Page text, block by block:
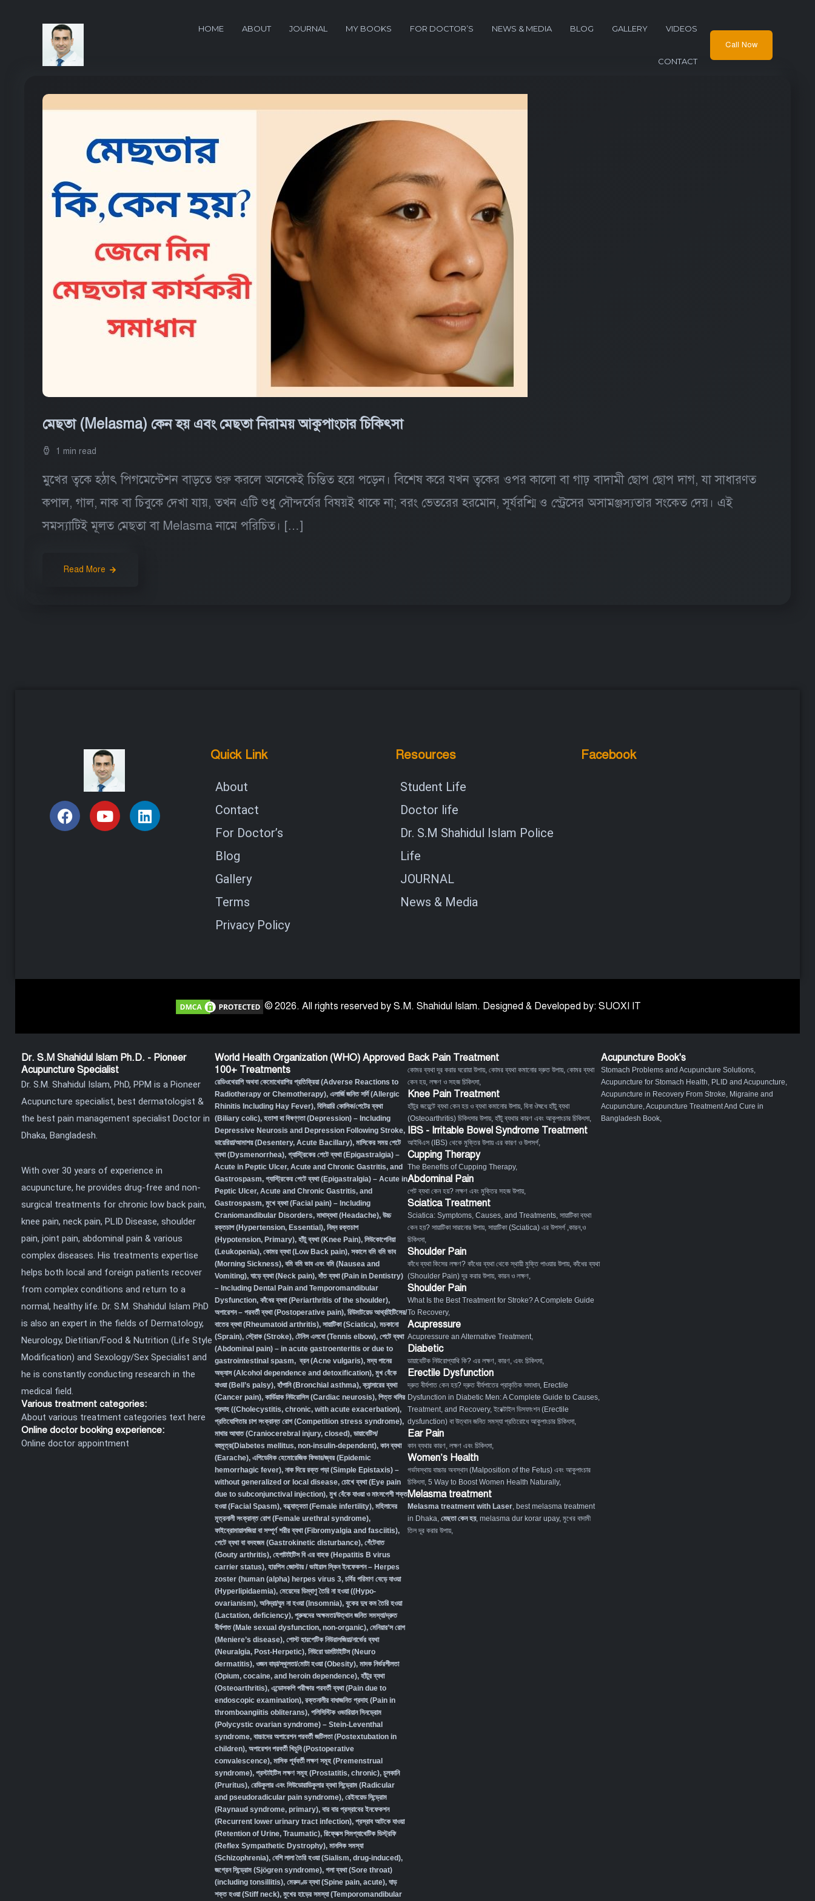
HOME ABOUT JOURNAL MY BOOKS FOR DOCTOR’S NEWS & MEDIA BLOG GALLERY VIDEOS
CONTACT
Call Now
মেছতা (Melasma) কেন হয় এবং মেছতা নিরাময় আকুপাংচার চিকিৎসা
1 min read
মুখের ত্বকে হঠাৎ পিগমেন্টেশন বাড়তে শুরু করলে অনেকেই চিন্তিত হয়ে পড়েন। বিশেষ করে যখন ত্বকের ওপর কালো বা গাঢ় বাদামী ছোপ ছোপ দাগ, যা সাধারণত
কপাল, গাল, নাক বা চিবুকে দেখা যায়, তখন এটি শুধু সৌন্দর্যের বিষয়ই থাকে না; বরং ভেতরের হরমোন, সূর্যরশ্মি ও স্ট্রেসের অসামঞ্জস্যতার সংকেত দেয়। এই
সমস্যাটিই মূলত মেছতা বা Melasma নামে পরিচিত। […]
Read More
Quick Link
About
Contact
For Doctor’s
Blog
Gallery
Terms
Privacy Policy
Resources
Student Life
Doctor life
Dr. S.M Shahidul Islam Police
Life
JOURNAL
News & Media
Facebook
© 2026. All rights reserved by S.M. Shahidul Islam. Designed & Developed by: SUOXI IT
Dr. S.M Shahidul Islam Ph.D. - Pioneer
Acupuncture Specialist
Dr. S.M. Shahidul Islam, PhD, PPM is a Pioneer
Acupuncture specialist, best dermatologist &
the best pain management specialist Doctor in
Dhaka, Bangladesh.
With over 30 years of experience in
acupuncture, he provides drug-free and non-
surgical treatments for chronic low back pain,
knee pain, neck pain, PLID Disease, shoulder
pain, joint pain, abdominal pain & various
complex diseases. His treatments expertise
helps both local and foreign patients recover
from complex conditions and return to a
normal, healthy life. Dr. S.M. Shahidul Islam PhD
is also an expert in the fields of Dermatology,
Neurology, Dietitian/Food & Nutrition (Life Style
Modification) and Sexology/Sex Specialist and
he is constantly conducting research in the
medical field.
Various treatment categories:
About various treatment categories text here
Online doctor booking experience:
Online doctor appointment
World Health Organization (WHO) Approved
100+ Treatments
রেডিওথেরাপি অথবা কেমোথেরাপির প্রতিক্রিয়া (Adverse Reactions to
Radiotherapy or Chemotherapy), এলার্জি জনিত সর্দি (Allergic
Rhinitis Including Hay Fever), বিলিয়ারি কোলিক/পেটের ব্যথা
(Biliary colic), হতাশা বা বিষণ্ণতা (Depression) – Including
Depressive Neurosis and Depression Following Stroke,
ডায়েরিয়া/আমাশয় (Desentery, Acute Bacillary), মাসিকের সময় পেটে
ব্যথা (Dysmenorrhea), গ্যাস্ট্রিকের পেটে ব্যথা (Epigastralgia) –
Acute in Peptic Ulcer, Acute and Chronic Gastritis, and
Gastrospasm, গ্যাস্ট্রিকের পেটে ব্যথা (Epigastralgia) – Acute in
Peptic Ulcer, Acute and Chronic Gastritis, and
Gastrospasm, মুখে ব্যথা (Facial pain) – Including
Craniomandibular Disorders, মাথাব্যথা (Headache), উচ্চ
রক্তচাপ (Hypertension, Essential), নিম্ন রক্তচাপ
(Hypotension, Primary), হাঁটু ব্যথা (Knee Pain), লিউকোপেনিয়া
(Leukopenia), কোমর ব্যথা (Low Back pain), সকালে বমি বমি ভাব
(Morning Sickness), বমি বমি ভাব এবং বমি (Nausea and
Vomiting), ঘাড়ে ব্যথা (Neck pain),দাঁত ব্যথা (Pain in Dentistry)
– Including Dental Pain and Temporomandibular
Dysfunction, কাঁধের ব্যথা (Periarthritis of the shoulder),
অপারেশন – পরবর্তী ব্যথা (Postoperative pain), রিউমাটয়েড আর্থ্রাইটিসের/
বাতের ব্যথা (Rheumatoid arthritis), সায়াটিকা (Sciatica), মচকানো
(Sprain), স্ট্রোক (Stroke), টেনিস এলবো (Tennis elbow), পেটে ব্যথা
(Abdominal pain) – in acute gastroenteritis or due to
gastrointestinal spasm, ব্রন (Acne vulgaris), মদ্য পানের
অভ্যাস (Alcohol dependence and detoxification), মুখ বেঁকে
যাওয়া (Bell’s palsy), হাঁপানি (Bronchial asthma),ক্যান্সারের ব্যথা
(Cancer pain), কার্ডিয়াক নিউরোসিস (Cardiac neurosis), পিত্ত থলির
প্রদাহ ((Cholecystitis, chronic, with acute exacerbation),
প্রতিযোগিতার চাপ সংক্রান্ত রোগ (Competition stress syndrome),
মাথার আঘাত (Craniocerebral injury, closed), ডায়াবেটিস/
বহুমূত্র(Diabetes mellitus, non-insulin-dependent), কান ব্যথা
(Earache), এপিডেমিক হেমোরেজিক ফিভার/জ্বর (Epidemic
hemorrhagic fever), নাক দিয়ে রক্ত পড়া (Simple Epistaxis) –
without generalized or local disease, চোখে ব্যথা (Eye pain
due to subconjunctival injection), মুখ বেঁকে যাওয়া ও মাংসপেশী শক্ত
হওয়া (Facial Spasm), বন্ধ্যাত্বতা (Female infertility), মহিলাদের
মূত্রনালী সংক্রান্ত রোগ (Female urethral syndrome),
ফাইব্রোমায়ালজিয়া বা সম্পূর্ণ শরীর ব্যথা (Fibromyalgia and fasciitis),
পেটে ব্যথা বা বদহজম (Gastrokinetic disturbance), গেঁটেবাত
(Gouty arthritis), হেপাটাইটিস বি এর বাহক (Hepatitis B virus
carrier status), হারপিস জোস্টার / ভাইরাল স্কিন ইনফেকশন – Herpes
zoster (human (alpha) herpes virus 3, চর্বির পরিমাণ বেড়ে যাওয়া
(Hyperlipidaemia), মেয়েদের ডিম্বাণু তৈরি না হওয়া ((Hypo-
ovarianism), অনিদ্রা/ঘুম না হওয়া (Insomnia), বুকের দুধ কম তৈরি হওয়া
(Lactation, deficiency), পুরুষদের অক্ষমতা/উত্থান জনিত সমস্যা/দ্রুত
বীর্যপাত (Male sexual dysfunction, non-organic), মেনিয়ার’স রোগ
(Meniere’s disease), পোস্ট হারপেটিক নিউরালজিয়া/নার্ভের ব্যথা
(Neuralgia, Post-Herpetic), নিউরো ডার্মাটাইটিস (Neuro
dermatitis), ওজন বাড়া/স্থূলতা/মোটা হওয়া (Obesity), মাদক নির্ভরশীলতা
(Opium, cocaine, and heroin dependence), হাঁটুর ব্যথা
(Osteoarthritis), এন্ডোসকপি পরীক্ষার পরবর্তী ব্যথা (Pain due to
endoscopic examination), রক্তনালীর বাধাজনিত প্রদাহ (Pain in
thromboangiitis obliterans), পলিসিস্টিক ওভারিয়ান সিনড্রোম
(Polycystic ovarian syndrome) – Stein-Leventhal
syndrome, বাচ্চাদের অপারেশন পরবর্তী জটিলতা (Postextubation in
children), অপারেশন পরবর্তী খিচুনি (Postoperative
convalescence), মাসিক পূর্ববর্তী লক্ষণ সমূহ (Premenstrual
syndrome), প্রস্টাইটিস লক্ষণ সমূহ (Prostatitis, chronic), চুলকানি
(Pruritus), রেডিকুলার এবং সিউডোরাডিকুলার ব্যথা সিন্ড্রোম (Radicular
and pseudoradicular pain syndrome), রেইনয়েড সিন্ড্রোম
(Raynaud syndrome, primary), বার বার প্রস্রাবের ইনফেকশন
(Recurrent lower urinary tract infection), প্রস্রাব আটকে যাওয়া
(Retention of Urine, Traumatic), রিফ্লেক্স সিমপ্যাথেটিক ডিস্ট্রফি
(Reflex Sympathetic Dystrophy), মানসিক সমস্যা
(Schizophrenia), বেশি লালা তৈরি হওয়া (Sialism, drug-induced),
জগ্রেন সিন্ড্রোম (Sjögren syndrome), গলা ব্যথা (Sore throat)
(including tonsillitis), মেরুদণ্ড ব্যথা (Spine pain, acute), ঘাড়
শক্ত হওয়া (Stiff neck), মুখের হাড়ের সমস্যা (Temporomandibular
Back Pain Treatment
কোমর ব্যথা দূর করার ঘরোয়া উপায়, কোমর ব্যথা কমানোর দ্রুত উপায়, কোমর ব্যথা
কেন হয়, লক্ষণ ও সহজ চিকিৎসা,
Knee Pain Treatment
হাঁটুর জয়েন্টে ব্যথা কেন হয় ও ব্যথা কমানোর উপায়, বিনা ঔষধে হাঁটু ব্যথা
(Osteoarthritis) চিকিৎসার উপায়, হাঁটু ব্যথার কারণ এবং আকুপাংচার চিকিৎসা,
IBS - Irritable Bowel Syndrome Treatment
আইবিএস (IBS) থেকে মুক্তির উপায় এর কারণ ও উপসর্গ,
Cupping Therapy
The Benefits of Cupping Therapy,
Abdominal Pain
পেট ব্যথা কেন হয়? লক্ষণ এবং মুক্তির সহজ উপায়,
Sciatica Treatment
Sciatica: Symptoms, Causes, and Treatments, সায়াটিকা ব্যথা
কেন হয়? সায়াটিকা সারানোর উপায়, সায়াটিকা (Sciatica) এর উপসর্গ ,কারন,ও
চিকিৎসা,
Shoulder Pain
কাঁধে ব্যথা কিসের লক্ষণ? কাঁধের ব্যথা থেকে স্থায়ী মুক্তি পাওয়ার উপায়, কাঁধের ব্যথা
(Shoulder Pain) দূর করার উপায়, কারন ও লক্ষণ,
Shoulder Pain
What Is the Best Treatment for Stroke? A Complete Guide
To Recovery,
Acupressure
Acupressure an Alternative Treatment,
Diabetic
ডায়াবেটিক নিউরোপ্যাথি কি? এর লক্ষণ, কারণ, এবং চিকিৎসা,
Erectile Dysfunction
দ্রুত বীর্যপাত কেন হয়? দ্রুত বীর্যপাতের প্রাকৃতিক সমাধান, Erectile
Dysfunction in Diabetic Men: A Complete Guide to Causes,
Treatment, and Recovery, ইরেক্টাইল ডিসফাংশন (Erectile
dysfunction) বা উত্থান জনিত সমস্যা প্রতিরোধে আকুপাংচার চিকিৎসা,
Ear Pain
কান ব্যথার কারণ, লক্ষণ এবং চিকিৎসা,
Women’s Health
গর্ভাবস্থায় বাচ্চার অবস্থান (Malposition of the Fetus) এবং আকুপাংচার
চিকিৎসা, 5 Way to Boost Women Health Naturally,
Melasma treatment
Melasma treatment with Laser, best melasma treatment
in Dhaka, মেছতা কেন হয়, melasma dur korar upay, মুখের বাদামী
তিল দূর করার উপায়,
Acupuncture Book's
Stomach Problems and Acupuncture Solutions,
Acupuncture for Stomach Health, PLID and Acupuncture,
Acupuncture in Recovery From Stroke, Migraine and
Acupuncture,Acupuncture Treatment And Cure in
Bangladesh Book,